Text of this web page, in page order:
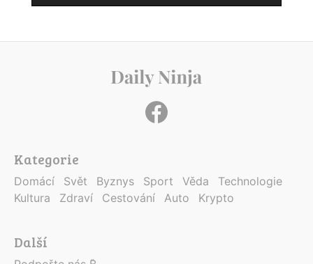
Kategorie
Domácí Svět Byznys Sport Věda
Technologie
Kultura
Zdraví Cestování Auto Krypto
Další